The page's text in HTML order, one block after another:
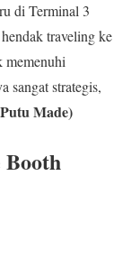
di Terminal 3
traveling ke
memenuhi
sangat strategis,
Made)